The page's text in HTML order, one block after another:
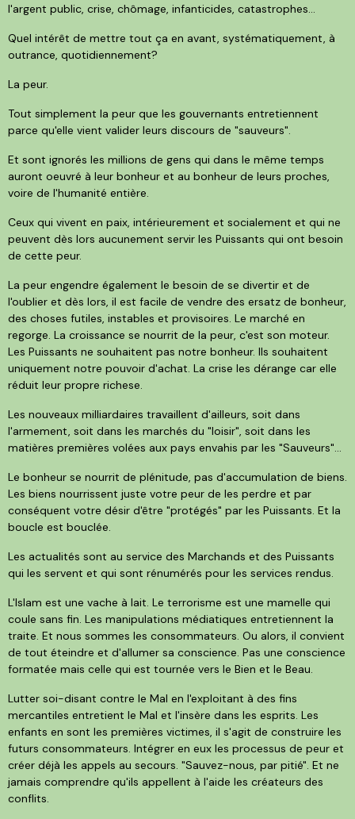
l'argent public, crise, chômage, infanticides, catastrophes...
Quel intérêt de mettre tout ça en avant, systématiquement, à
outrance, quotidiennement?
La peur.
Tout simplement la peur que les gouvernants entretiennent
parce qu'elle vient valider leurs discours de "sauveurs".
Et sont ignorés les millions de gens qui dans le même temps
auront oeuvré à leur bonheur et au bonheur de leurs proches,
voire de l'humanité entière.
Ceux qui vivent en paix, intérieurement et socialement et qui ne
peuvent dès lors aucunement servir les Puissants qui ont besoin
de cette peur.
La peur engendre également le besoin de se divertir et de
l'oublier et dès lors, il est facile de vendre des ersatz de bonheur,
des choses futiles, instables et provisoires. Le marché en
regorge. La croissance se nourrit de la peur, c'est son moteur.
Les Puissants ne souhaitent pas notre bonheur. Ils souhaitent
uniquement notre pouvoir d'achat. La crise les dérange car elle
réduit leur propre richese.
Les nouveaux milliardaires travaillent d'ailleurs, soit dans
l'armement, soit dans les marchés du "loisir", soit dans les
matières premières volées aux pays envahis par les "Sauveurs"...
Le bonheur se nourrit de plénitude, pas d'accumulation de biens.
Les biens nourrissent juste votre peur de les perdre et par
conséquent votre désir d'être "protégés" par les Puissants. Et la
boucle est bouclée.
Les actualités sont au service des Marchands et des Puissants
qui les servent et qui sont rénumérés pour les services rendus.
L'Islam est une vache à lait. Le terrorisme est une mamelle qui
coule sans fin. Les manipulations médiatiques entretiennent la
traite. Et nous sommes les consommateurs. Ou alors, il convient
de tout éteindre et d'allumer sa conscience. Pas une conscience
formatée mais celle qui est tournée vers le Bien et le Beau.
Lutter soi-disant contre le Mal en l'exploitant à des fins
mercantiles entretient le Mal et l'insère dans les esprits. Les
enfants en sont les premières victimes, il s'agit de construire les
futurs consommateurs. Intégrer en eux les processus de peur et
créer déjà les appels au secours. "Sauvez-nous, par pitié". Et ne
jamais comprendre qu'ils appellent à l'aide les créateurs des
conflits.